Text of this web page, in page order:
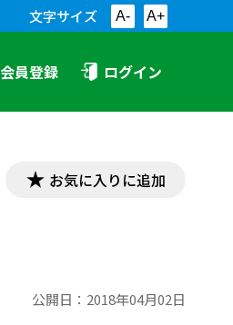
文字サイズ A- A+
会員登録 ログイン
お気に入りに追加
公開日： 2018年04月02日